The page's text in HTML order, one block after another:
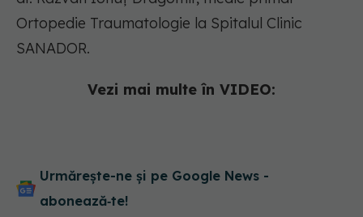
Ortopedie Traumatologie la Spitalul Clinic
SANADOR.
Vezi mai multe în VIDEO:
Urmărește-ne și pe Google News -
abonează‑te!